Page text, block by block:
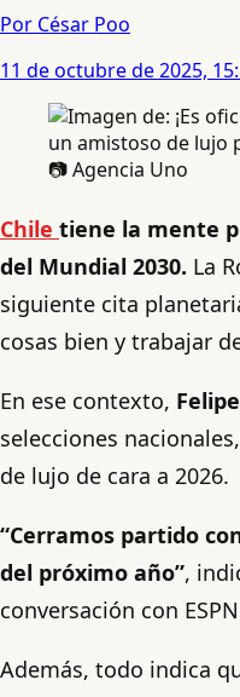
Por César Poo
11 de octubre de 2025,
📷 Agencia Uno
Chile tiene la mente
del Mundial 2030. La
siguiente cita
cosas bien y trabajar
En ese contexto,
selecciones
de lujo de cara a 2026.
“Cerramos partido
del próximo año”,
conversación con
Además, todo indica